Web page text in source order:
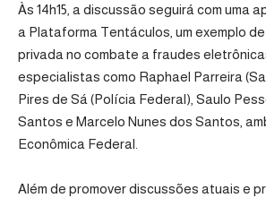
Às 14h15, a discussão seguirá com uma
a Plataforma Tentáculos, um exemplo
privada no combate a fraudes
especialistas como Raphael Parreira
Pires de Sá (Polícia Federal), Saulo
Santos e Marcelo Nunes dos Santos,
Econômica Federal.
Além de promover discussões atuais e